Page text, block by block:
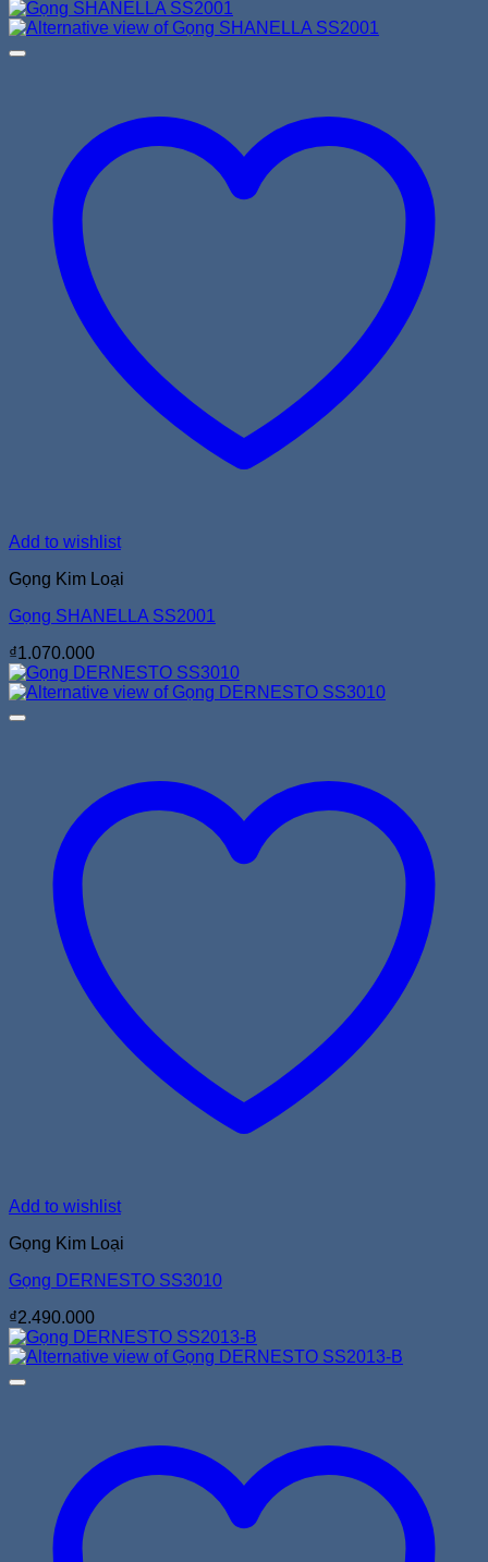
Add to wishlist
Gọng Kim Loại
Gọng SHANELLA SS2001
₫1.070.000
Add to wishlist
Gọng Kim Loại
Gọng DERNESTO SS3010
₫2.490.000